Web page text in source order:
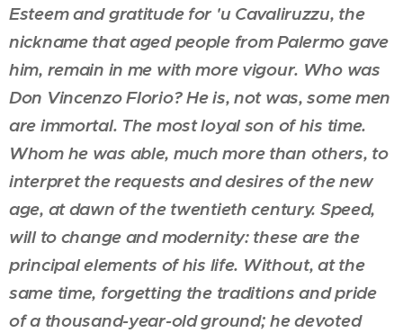
Esteem and gratitude for 'u Cavaliruzzu, the
nickname that aged people from Palermo gave
him, remain in me with more vigour. Who was
Don Vincenzo Florio? He is, not was, some men
are immortal. The most loyal son of his time.
Whom he was able, much more than others, to
interpret the requests and desires of the new
age, at dawn of the twentieth century. Speed,
will to change and modernity: these are the
principal elements of his life. Without, at the
same time, forgetting the traditions and pride
of a thousand-year-old ground; he devoted